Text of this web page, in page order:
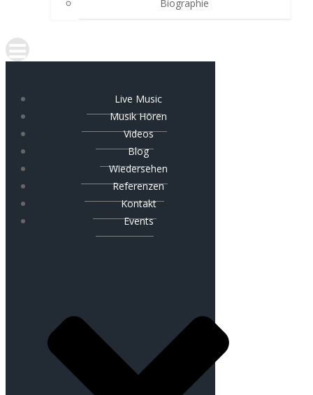
Biographie
Live Music
Musik Hören
Videos
Blog
Wiedersehen
Referenzen
Kontakt
Events